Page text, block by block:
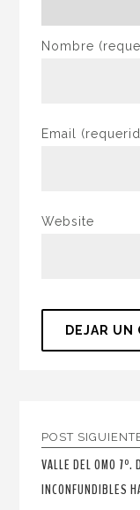
Nombre
Email
Website
POST
VALLE DEL OMO
INCONFUNDIBLES